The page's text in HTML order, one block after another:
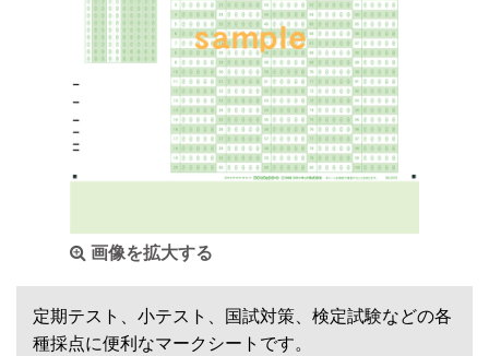
画像を拡大する
定期テスト、小テスト、国試対策、検定試験などの各
種採点に便利なマークシートです。